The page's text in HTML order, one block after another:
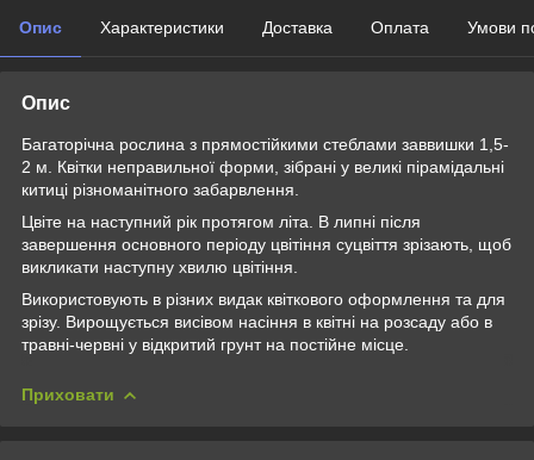
Опис Характеристики Доставка Оплата Умови
Опис
Багаторічна рослина з прямостійкими стеблами заввишки 1,5-
2 м. Квітки неправильної форми, зібрані у великі пірамідальні
китиці різноманітного забарвлення.
Цвіте на наступний рік протягом літа. В липні після
завершення основного періоду цвітіння суцвіття зрізають, щоб
викликати наступну хвилю цвітіння.
Використовують в різних видак квіткового оформлення та для
зрізу. Вирощується висівом насіння в квітні на розсаду або в
травні-червні у відкритий грунт на постійне місце.
Приховати